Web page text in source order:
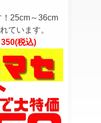
25cm～36cm
ています。
税込)